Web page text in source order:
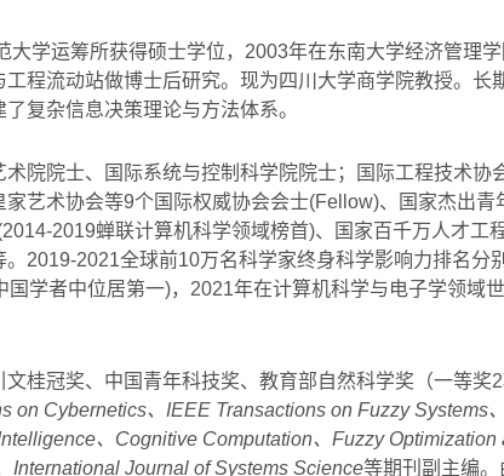
大学运筹所获得硕士学位， 2003年在东南大学经济管理学
程流动站做博士后研究。现为四川大学商学院教授。长
复杂信息决策理论与方法体系。
院院士、国际系统与控制科学院院士；国际工程技术协
家艺术协会等9个国际权威协会会士(Fellow)、国家杰出青
2019蝉联计算机科学领域榜首)、国家百千万人才工
2019-2021全球前10万名科学家终身科学影响力排名分
国学者中位居第一)， 2021年在计算机科学与电子学领域
桂冠奖、中国青年科技奖、教育部自然科学奖（一等奖2
on Cybernetics、 IEEE Transactions on Fuzzy Systems、
、 Cognitive Computation、 Fuzzy
International Journal of Systems Science等期刊副主编。